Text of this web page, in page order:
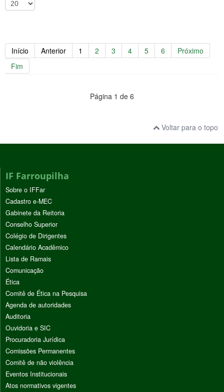
Início Anterior 1 2 3 4 5 6
Próximo
Fim
Página 1 de 6
Voltar para o topo
IF Farroupilha
Sobre o IFFar
Cadastro e-MEC
Gabinete da Reitoria
Conselho Superior
Colégio de Dirigentes
Calendário Acadêmico
Lista de Ramais
Comunicação
Ética
Comitê de Ética na Pesquisa
Agenda de autoridades
Auditoria
Ouvidoria e SIC
Procuradoria Jurídica
Comissões Permanentes
Comitê de não violência
Eventos Institucionais
Atos normativos vigentes